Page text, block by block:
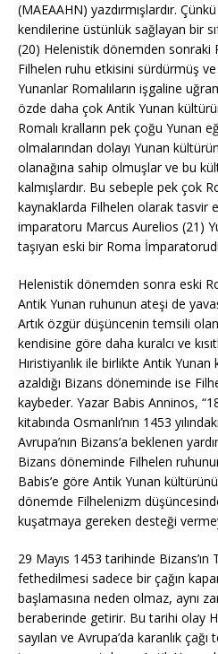
(MAEAAHN) yazdırmışlardır.
kendilerine üstünlük sağlayan bir
(20) Helenistik dönemden sonraki
Filhelen ruhu etkisini sürdürmüş
Yunanlar Romalıların işgaline
özde daha çok Antik Yunan
Romalı kralların pek çoğu Yunan
olmalarından dolayı Yunan
olanağına sahip olmuşlar ve bu
kalmışlardır. Bu sebeple pek çok
kaynaklarda Filhelen olarak tasvir
imparatoru Marcus Aurelios (21)
taşıyan eski bir Roma
Helenistik dönemden sonra eski
Antik Yunan ruhunun ateşi de
Artık özgür düşüncenin temsili olan
kendisine göre daha kuralcı ve
Hıristiyanlık ile birlikte Antik Yunan
azaldığı Bizans döneminde ise
kaybeder. Yazar Babis Anninos,
kitabında Osmanlı’nın 1453
Avrupa’nın Bizans’a beklenen
Bizans döneminde Filhelen
Babis’e göre Antik Yunan
dönemde Filhelenizm
kuşatmaya gereken desteği
29 Mayıs 1453 tarihinde Bizans’ın
fethedilmesi sadece bir çağın
başlamasına neden olmaz, aynı
beraberinde getirir. Bu tarihi olay
sayılan ve Avrupa’da karanlık